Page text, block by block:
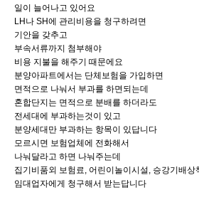
일이 늘어나고 있어요
LH나 SH에 관리비용을 청구하려면
기안을 갖추고
부속서류까지 첨부해야
비용 지불을 해주기 때문에요
분양아파트에서는 단체보험을 가입하면
면적으로 나눠서 부과를 하면되는데
혼합단지는 면적으로 분배를 하더라도
전세대에 부과하는것이 있고
분양세대만 부과하는 항목이 있답니다
모르시면 보험업체에 전화해서
나눠달라고 하면 나눠주는데
집기비품외 보험료, 어린이놀이시설, 승강기배상
임대업자에게 청구해서 받는답니다